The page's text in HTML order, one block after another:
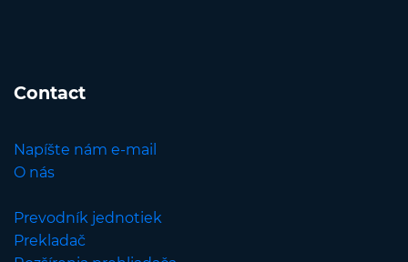
Contact
Napíšte nám e-mail
O nás
Prevodník jednotiek
Prekladač